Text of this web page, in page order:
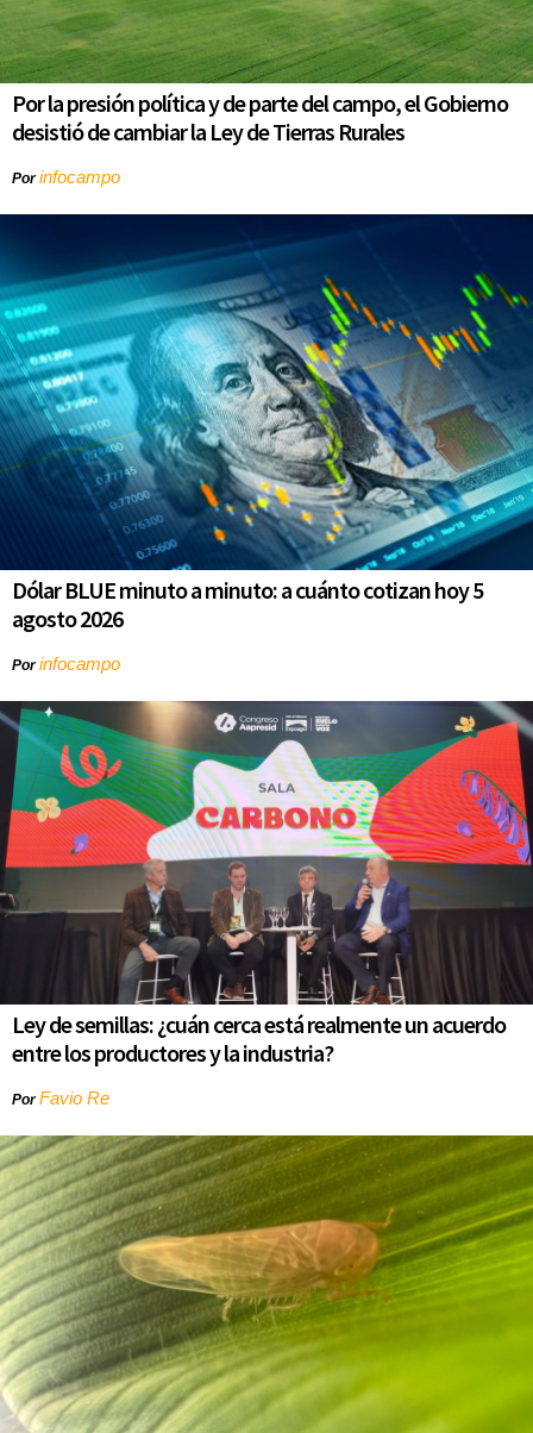
Por la presión política y de parte del campo, el Gobierno
desistió de cambiar la Ley de Tierras Rurales
Porinfocampo
Dólar BLUE minuto a minuto: a cuánto cotizan hoy 5
agosto 2026
Porinfocampo
Ley de semillas: ¿cuán cerca está realmente un acuerdo
entre los productores y la industria?
PorFavio Re